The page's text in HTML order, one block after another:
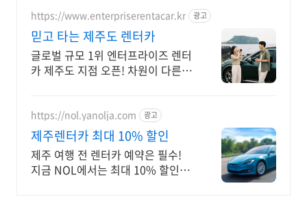
https://www.enterpriserentacar.kr 광고
믿고 타는 제주도 렌터카
글로벌 규모 1위 엔터프라이즈 렌터
카 제주도 지점 오픈! 차원이 다른
https://nol.yanolja.com 광고
제주렌터카 최대 10% 할인
제주 여행 전 렌터카 예약은 필수!
지금 NOL에서는 최대 10% 할인